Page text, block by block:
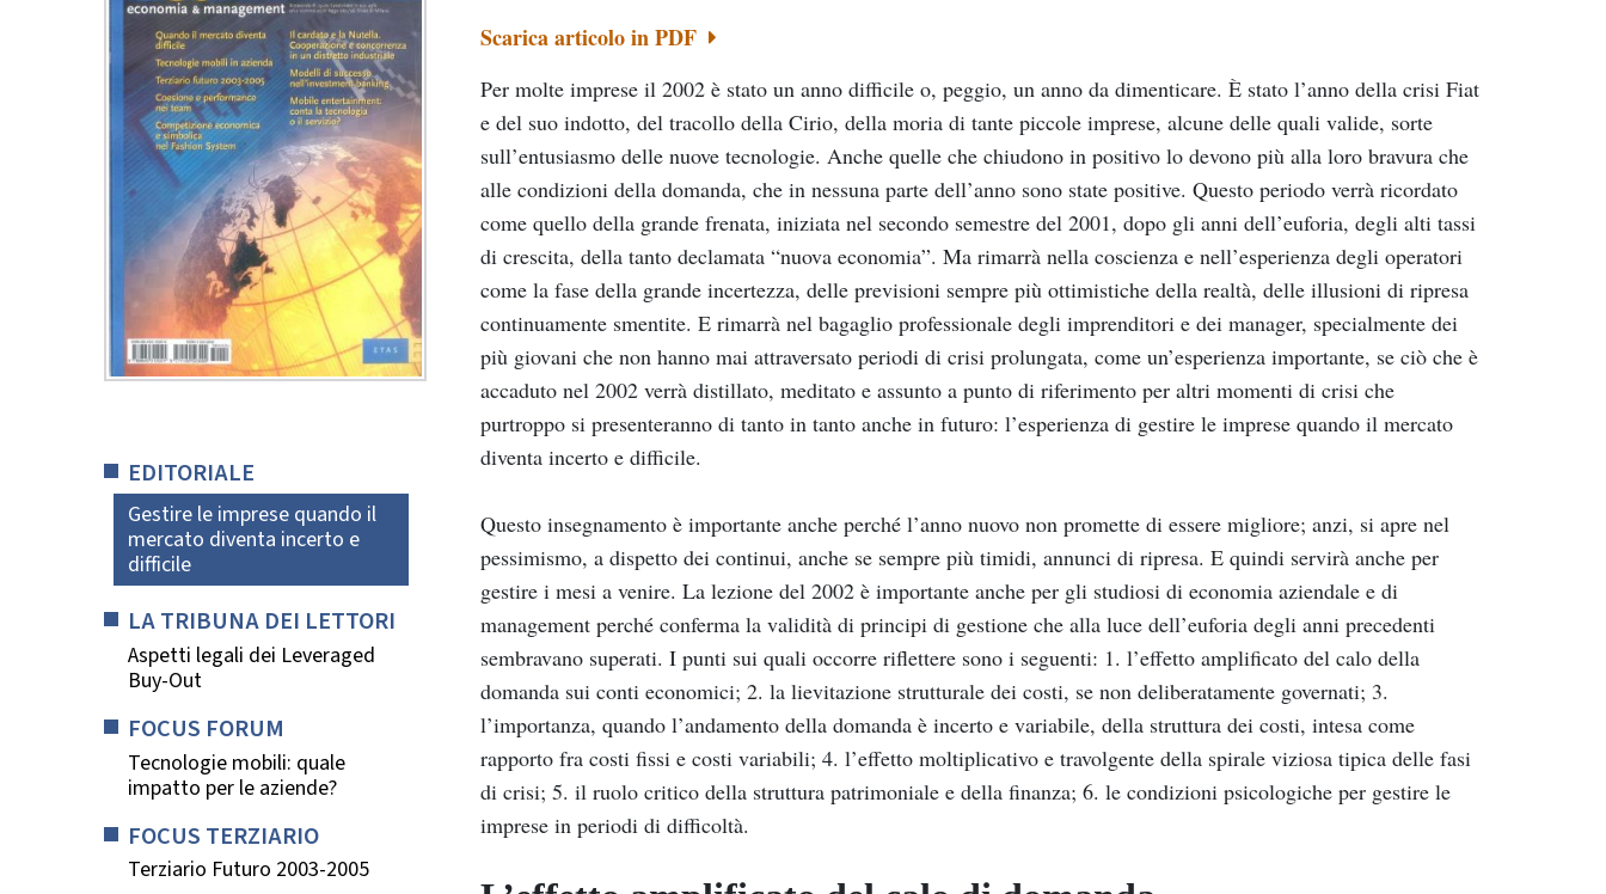
EDITORIALE
Gestire le imprese quando il
mercato diventa incerto e
difficile
LA TRIBUNA DEI LETTORI
Aspetti legali dei Leveraged
Buy-Out
FOCUS FORUM
Tecnologie mobili: quale
impatto per le aziende?
FOCUS TERZIARIO
Terziario Futuro 2003-2005
Scarica articolo in PDF
Per molte imprese il 2002 è stato un anno difficile o, peggio, un anno da dimenticare. È stato l’anno della crisi Fiat
e del suo indotto, del tracollo della Cirio, della moria di tante piccole imprese, alcune delle quali valide, sorte
sull’entusiasmo delle nuove tecnologie. Anche quelle che chiudono in positivo lo devono più alla loro bravura che
alle condizioni della domanda, che in nessuna parte dell’anno sono state positive. Questo periodo verrà ricordato
come quello della grande frenata, iniziata nel secondo semestre del 2001, dopo gli anni dell’euforia, degli alti tassi
di crescita, della tanto declamata “nuova economia”. Ma rimarrà nella coscienza e nell’esperienza degli operatori
come la fase della grande incertezza, delle previsioni sempre più ottimistiche della realtà, delle illusioni di ripresa
continuamente smentite. E rimarrà nel bagaglio professionale degli imprenditori e dei manager, specialmente dei
più giovani che non hanno mai attraversato periodi di crisi prolungata, come un’esperienza importante, se ciò che è
accaduto nel 2002 verrà distillato, meditato e assunto a punto di riferimento per altri momenti di crisi che
purtroppo si presenteranno di tanto in tanto anche in futuro: l’esperienza di gestire le imprese quando il mercato
diventa incerto e difficile.
Questo insegnamento è importante anche perché l’anno nuovo non promette di essere migliore; anzi, si apre nel
pessimismo, a dispetto dei continui, anche se sempre più timidi, annunci di ripresa. E quindi servirà anche per
gestire i mesi a venire. La lezione del 2002 è importante anche per gli studiosi di economia aziendale e di
management perché conferma la validità di principi di gestione che alla luce dell’euforia degli anni precedenti
sembravano superati. I punti sui quali occorre riflettere sono i seguenti: 1. l’effetto amplificato del calo della
domanda sui conti economici; 2. la lievitazione strutturale dei costi, se non deliberatamente governati; 3.
l’importanza, quando l’andamento della domanda è incerto e variabile, della struttura dei costi, intesa come
rapporto fra costi fissi e costi variabili; 4. l’effetto moltiplicativo e travolgente della spirale viziosa tipica delle fasi
di crisi; 5. il ruolo critico della struttura patrimoniale e della finanza; 6. le condizioni psicologiche per gestire le
imprese in periodi di difficoltà.